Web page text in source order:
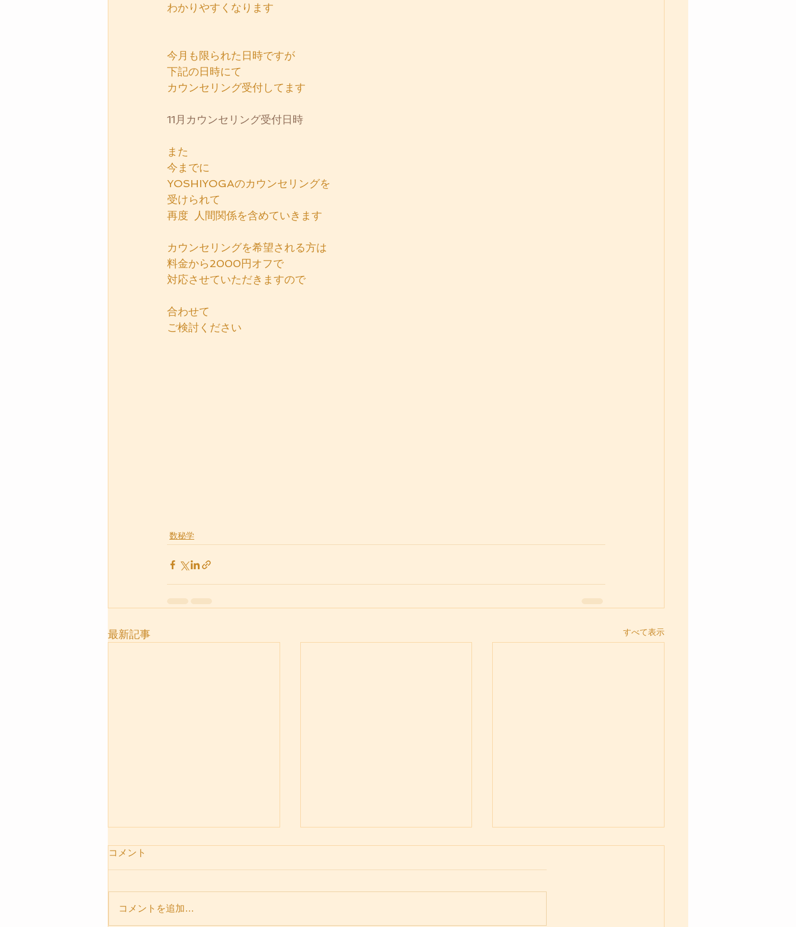
わかりやすくなります
今月も限られた日時ですが
下記の日時にて
カウンセリング受付してます
11月カウンセリング受付日時
また
今までに
YOSHIYOGAのカウンセリングを
受けられて
再度  人間関係を含めていきます
カウンセリングを希望される方は
料金から2000円オフで
対応させていただきますので
合わせて
ご検討ください
数秘学
最新記事 すべて表示
コメント
コメントを追加…